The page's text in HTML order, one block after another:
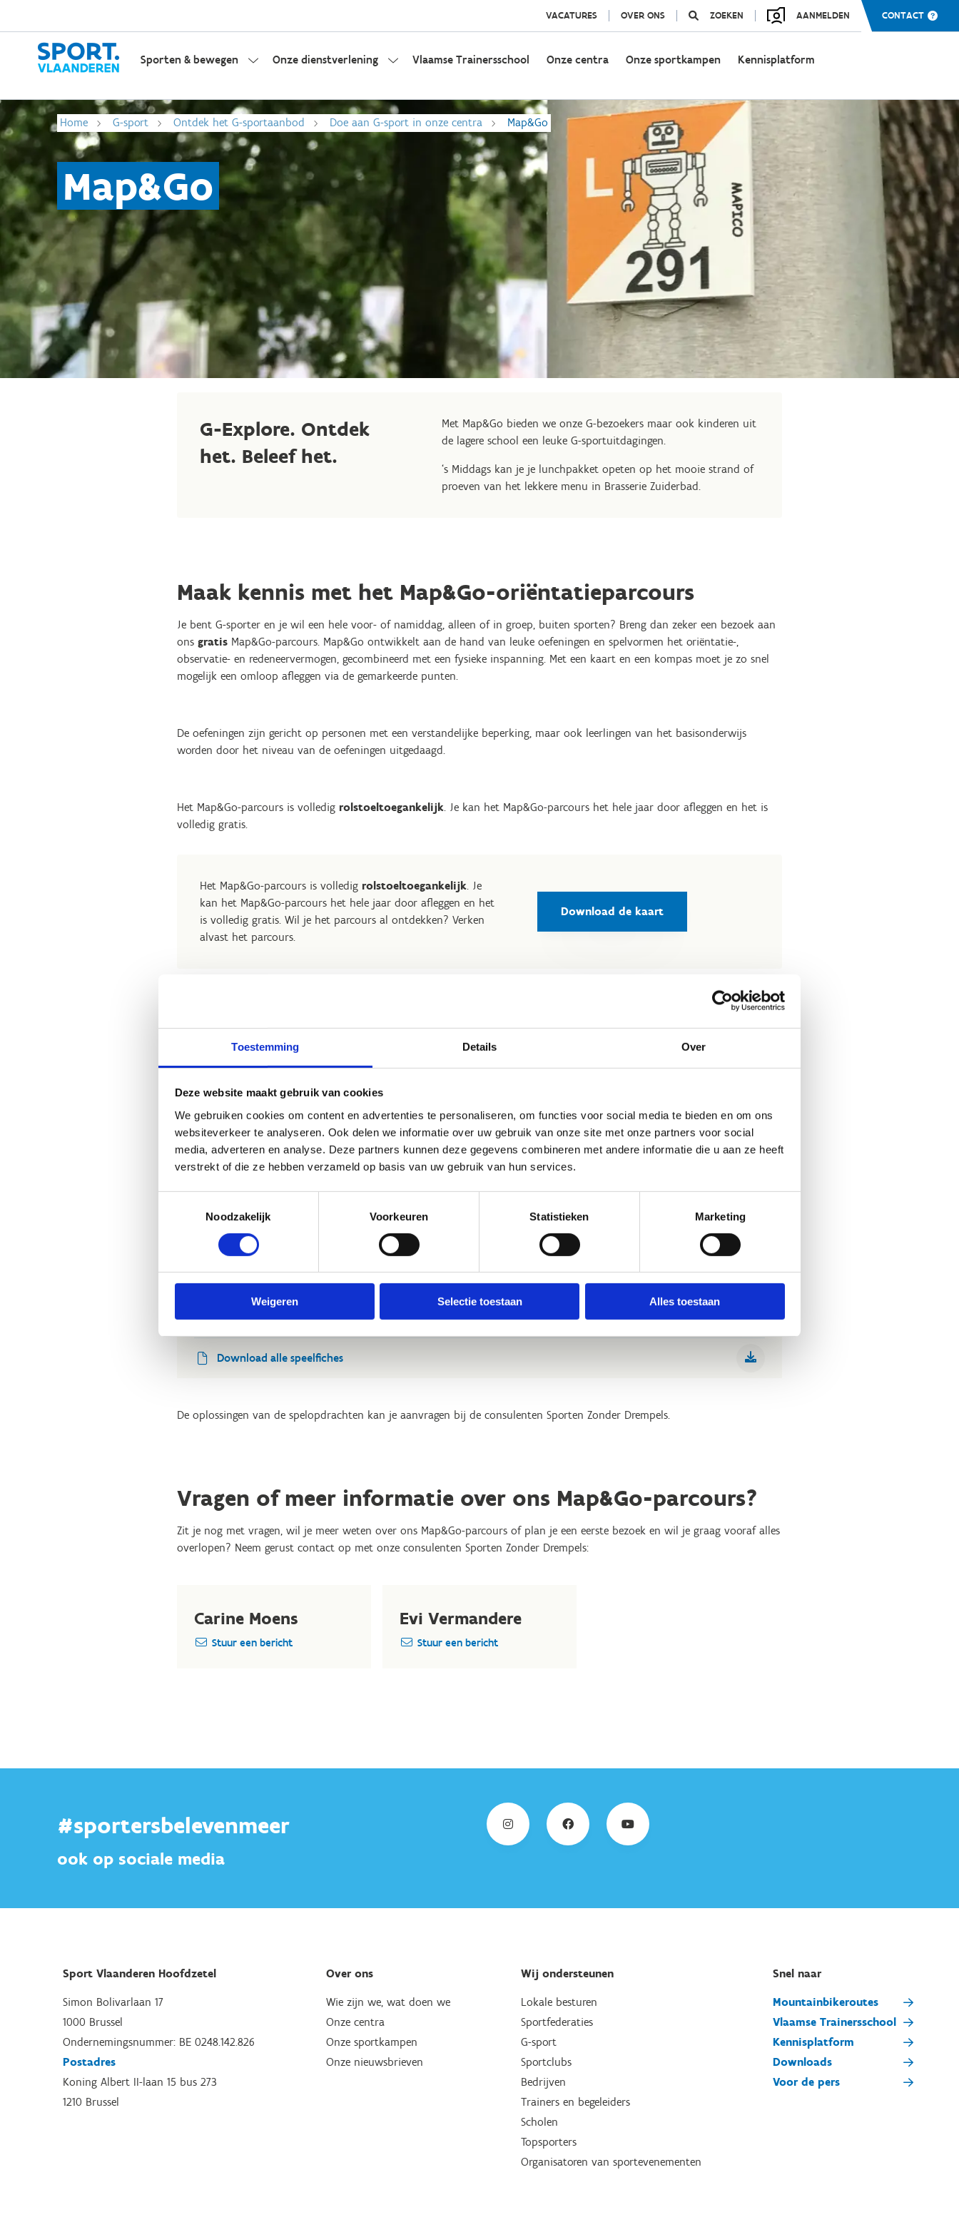
Toestemming Details Over
Deze website maakt gebruik van cookies
We gebruiken cookies om content en advertenties te personaliseren, om functies voor social media te bieden en om ons
websiteverkeer te analyseren. Ook delen we informatie over uw gebruik van onze site met onze partners voor social
media, adverteren en analyse. Deze partners kunnen deze gegevens combineren met andere informatie die u aan ze heeft
verstrekt of die ze hebben verzameld op basis van uw gebruik van hun services.
Noodzakelijk
Voorkeuren Statistieken Marketing
Weigeren Selectie toestaan Alles toestaan
VACATURES OVER ONS ZOEKEN AANMELDEN CONTACT
Sporten & bewegen Onze dienstverlening Vlaamse Trainersschool Onze centra Onze sportkampen Kennisplatform
Home G-sport Ontdek het G-sportaanbod Doe aan G-sport in onze centra Map&Go
Map&Go
G-Explore. Ontdek
het. Beleef het.
Met Map&Go bieden we onze G-bezoekers maar ook kinderen uit
de lagere school een leuke G-sportuitdagingen.
‘s Middags kan je je lunchpakket opeten op het mooie strand of
proeven van het lekkere menu in Brasserie Zuiderbad.
Maak kennis met het Map&Go-oriëntatieparcours
Je bent G-sporter en je wil een hele voor- of namiddag, alleen of in groep, buiten sporten? Breng dan zeker een bezoek aan
ons gratis Map&Go-parcours. Map&Go ontwikkelt aan de hand van leuke oefeningen en spelvormen het oriëntatie-,
observatie- en redeneervermogen, gecombineerd met een fysieke inspanning. Met een kaart en een kompas moet je zo snel
mogelijk een omloop afleggen via de gemarkeerde punten.
De oefeningen zijn gericht op personen met een verstandelijke beperking, maar ook leerlingen van het basisonderwijs
worden door het niveau van de oefeningen uitgedaagd.
Het Map&Go-parcours is volledig rolstoeltoegankelijk. Je kan het Map&Go-parcours het hele jaar door afleggen en het is
volledig gratis.
Het Map&Go-parcours is volledig rolstoeltoegankelijk. Je
kan het Map&Go-parcours het hele jaar door afleggen en het
is volledig gratis. Wil je het parcours al ontdekken? Verken
alvast het parcours.
Download de kaart
Hoe werkt het?
Download de handleiding van het Map&Go
parcours
Download de spelfiches - Boggle
Download de spelfiches - vier op een rij
Download alle speelfiches
De oplossingen van de spelopdrachten kan je aanvragen bij de consulenten Sporten Zonder Drempels.
Vragen of meer informatie over ons Map&Go-parcours?
Zit je nog met vragen, wil je meer weten over ons Map&Go-parcours of plan je een eerste bezoek en wil je graag vooraf alles
overlopen? Neem gerust contact op met onze consulenten Sporten Zonder Drempels:
Carine Moens
Stuur een bericht
Evi Vermandere
Stuur een bericht
#sportersbelevenmeer
ook op sociale media
Sport Vlaanderen Hoofdzetel
Simon Bolivarlaan 17
1000 Brussel
Ondernemingsnummer: BE 0248.142.826
Postadres
Koning Albert II-laan 15 bus 273
1210 Brussel
Over ons
Wie zijn we, wat doen we
Onze centra
Onze sportkampen
Onze nieuwsbrieven
Wij ondersteunen
Lokale besturen
Sportfederaties
G-sport
Sportclubs
Bedrijven
Trainers en begeleiders
Scholen
Topsporters
Organisatoren van sportevenementen
Snel naar
Mountainbikeroutes
Vlaamse Trainersschool
Kennisplatform
Downloads
Voor de pers